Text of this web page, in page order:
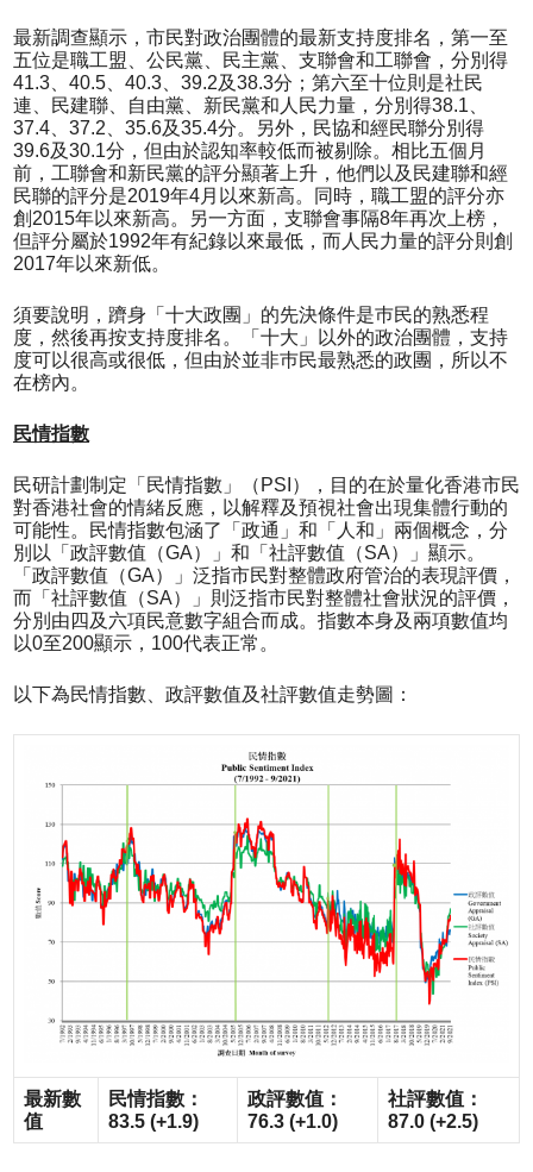
最新調查顯示，市民對政治團體的最新支持度排名，第一至
五位是職工盟、公民黨、民主黨、支聯會和工聯會，分別得
41.3、40.5、40.3、39.2及38.3分；第六至十位則是社民
連、民建聯、自由黨、新民黨和人民力量，分別得38.1、
37.4、37.2、35.6及35.4分。另外，民協和經民聯分別得
39.6及30.1分，但由於認知率較低而被剔除。相比五個月
前，工聯會和新民黨的評分顯著上升，他們以及民建聯和經
民聯的評分是2019年4月以來新高。同時，職工盟的評分亦
創2015年以來新高。另一方面，支聯會事隔8年再次上榜，
但評分屬於1992年有紀錄以來最低，而人民力量的評分則創
2017年以來新低。
須要說明，躋身「十大政團」的先決條件是巿民的熟悉程
度，然後再按支持度排名。「十大」以外的政治團體，支持
度可以很高或很低，但由於並非巿民最熟悉的政團，所以不
在榜內。
民情指數
民研計劃制定「民情指數」（PSI），目的在於量化香港市民
對香港社會的情緒反應，以解釋及預視社會出現集體行動的
可能性。民情指數包涵了「政通」和「人和」兩個概念，分
別以「政評數值（GA）」和「社評數值（SA）」顯示。
「政評數值（GA）」泛指市民對整體政府管治的表現評價，
而「社評數值（SA）」則泛指市民對整體社會狀況的評價，
分別由四及六項民意數字組合而成。指數本身及兩項數值均
以0至200顯示，100代表正常。
以下為民情指數、政評數值及社評數值走勢圖：
最新數
值
民情指數：
83.5 (+1.9)
政評數值：
76.3 (+1.0)
社評數值：
87.0 (+2.5)